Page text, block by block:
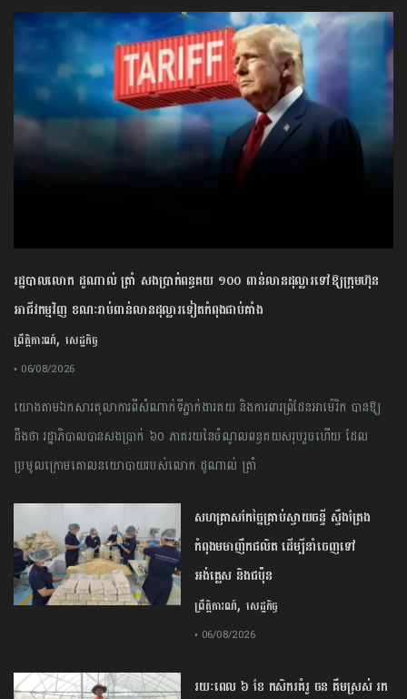
រដ្ឋបាលលោក ដូណាល់ ត្រាំ សងប្រាក់ពន្ធគយ ១០០ ពាន់លានដុល្លារទៅឱ្យក្រុមហ៊ុន
អាជីវកម្មវិញ ខណៈរាប់ពាន់លានដុល្លារទៀតកំពុងជាប់គាំង
ព្រឹត្តិការណ៍, សេដ្ឋកិច្ច
• 06/08/2026
យោងតាមឯកសារតុលាការពីសំណាក់ទីភ្នាក់ងារគយ និងការពារព្រំដែនអាម៉េរិក បានឱ្យ
ដឹងថា រដ្ឋាភិបាលបានសងប្រាក់ ៦០ ភាគរយនៃចំណូលពន្ធគយសរុបរួចហើយ ដែល
ប្រមូលក្រោមគោលនយោបាយរបស់លោក ដូណាល់ ត្រាំ
សហគ្រាសកែច្នៃគ្រាប់ស្វាយចន្ទី ស្ទឹងត្រែង
កំពុងមមាញឹកផលិត ដើម្បីនាំចេញទៅ
អង់គ្លេស និងជប៉ុន
ព្រឹត្តិការណ៍, សេដ្ឋកិច្ច
• 06/08/2026
រយៈពេល ៦ ខែ កសិករគំរូ ចន គឹមស្រស់ រក